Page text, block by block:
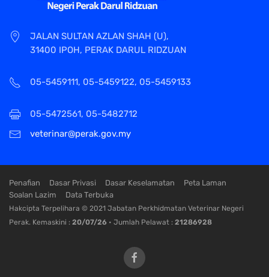
JALAN SULTAN AZLAN SHAH (U),
31400 IPOH, PERAK DARUL RIDZUAN
05-5459111, 05-5459122, 05-5459133
05-5472561, 05-5482712
veterinar@perak.gov.my
Penafian Dasar Privasi Dasar Keselamatan
Peta Laman
Soalan Lazim
Data Terbuka
Hakcipta Terpelihara © 2021 Jabatan Perkhidmatan Veterinar Negeri
Perak. Kemaskini : 20/07/26 • Jumlah Pelawat : 21286928